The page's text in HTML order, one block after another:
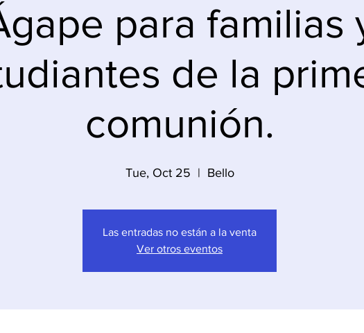
para familias
de la
comunión.
Tue, Oct 25
  |
Bello
Las entradas no están a la venta
Ver otros eventos